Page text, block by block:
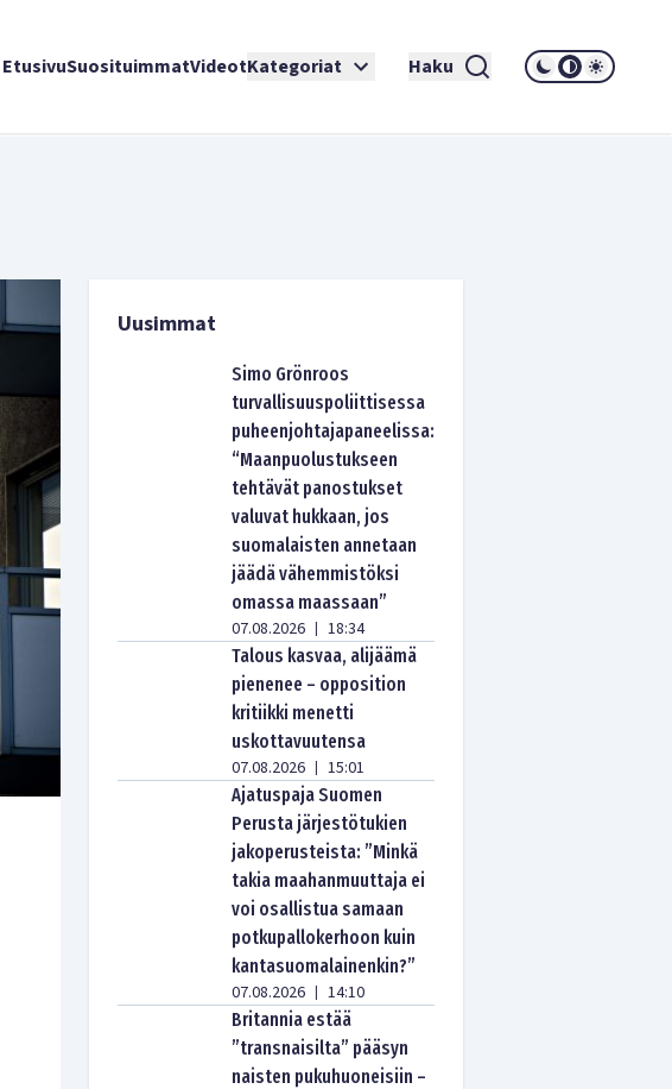
EtusivuSuosituimmatVideotKategoriat Haku
Uusimmat
Simo Grönroos
turvallisuuspoliittisessa
puheenjohtajapaneelissa:
“Maanpuolustukseen
tehtävät panostukset
valuvat hukkaan, jos
suomalaisten annetaan
jäädä vähemmistöksi
omassa maassaan”
07.08.2026 | 18:34
Talous kasvaa, alijäämä
pienenee – opposition
kritiikki menetti
uskottavuutensa
07.08.2026 | 15:01
Ajatuspaja Suomen
Perusta järjestötukien
jakoperusteista: ”Minkä
takia maahanmuuttaja ei
voi osallistua samaan
potkupallokerhoon kuin
kantasuomalainenkin?”
07.08.2026 | 14:10
Britannia estää
”transnaisilta” pääsyn
naisten pukuhuoneisiin –